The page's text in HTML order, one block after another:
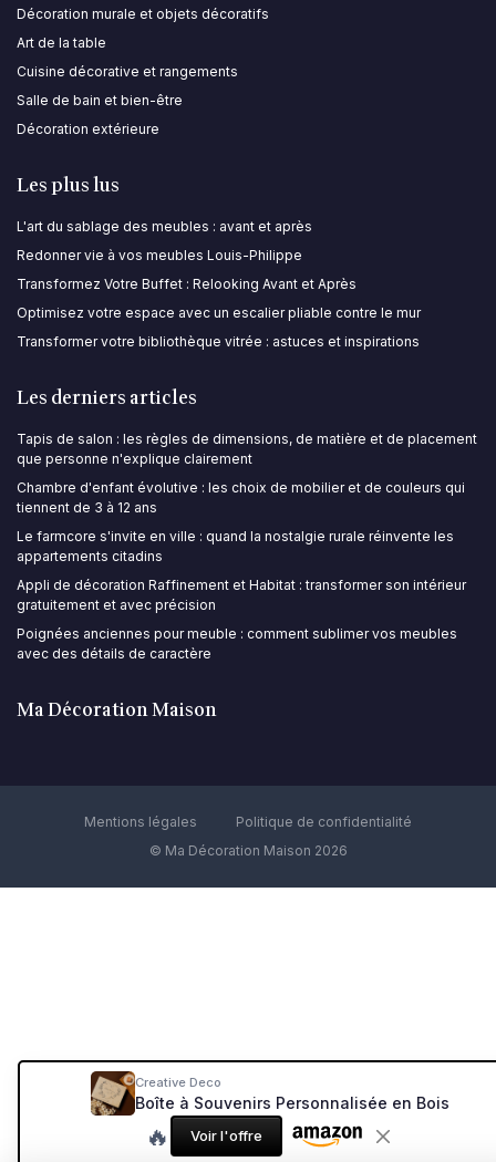
Creative Deco
Boîte à Souvenirs Personnalisée en Bois
🔥 Voir l'offre
Décoration murale et objets décoratifs
Art de la table
Cuisine décorative et rangements
Salle de bain et bien-être
Décoration extérieure
Les plus lus
L'art du sablage des meubles : avant et après
Redonner vie à vos meubles Louis-Philippe
Transformez Votre Buffet : Relooking Avant et Après
Optimisez votre espace avec un escalier pliable contre le mur
Transformer votre bibliothèque vitrée : astuces et inspirations
Les derniers articles
Tapis de salon : les règles de dimensions, de matière et de placement
que personne n'explique clairement
Chambre d'enfant évolutive : les choix de mobilier et de couleurs qui
tiennent de 3 à 12 ans
Le farmcore s'invite en ville : quand la nostalgie rurale réinvente les
appartements citadins
Appli de décoration Raffinement et Habitat : transformer son intérieur
gratuitement et avec précision
Poignées anciennes pour meuble : comment sublimer vos meubles
avec des détails de caractère
Ma Décoration Maison
Mentions légales
Politique de confidentialité
© Ma Décoration Maison 2026